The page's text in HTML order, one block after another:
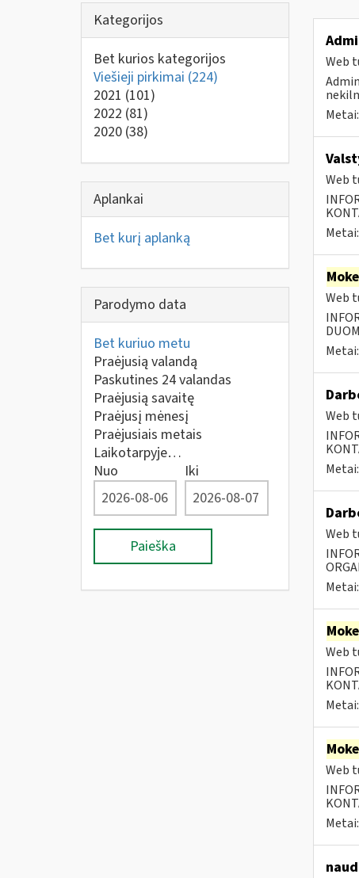
Kategorijos
Bet kurios kategorijos
Viešieji pirkimai (224)
2021 (101)
2022 (81)
2020 (38)
Aplankai
Bet kurį aplanką
Parodymo data
Bet kuriuo metu
Praėjusią valandą
Paskutines 24 valandas
Praėjusią savaitę
Praėjusį mėnesį
Praėjusiais metais
Laikotarpyje…
Nuo
Iki
Paieška
Web
Metai:
Web
Metai:
Web
Metai:
Web
Metai:
Web
Metai:
Web
Metai:
Web
Metai: